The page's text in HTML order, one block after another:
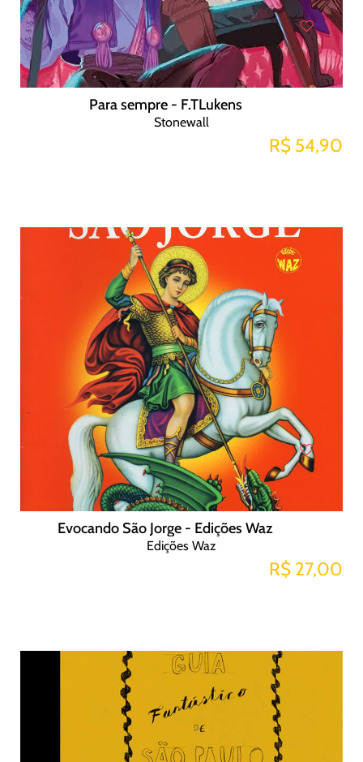
Para sempre - F.TLukens
Stonewall
R$ 54,90
Evocando São Jorge - Edições Waz
Edições Waz
R$ 27,00